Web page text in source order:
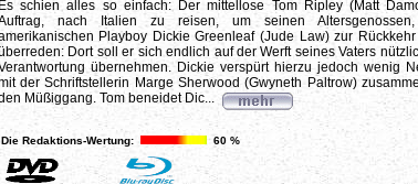
schien alles so einfach: Der mittellose Tom Ripley (Matt
nach Italien zu reisen, um seinen
Playboy Dickie Greenleaf (Jude Law) zur
Dort soll er sich endlich auf der Werft seines Vaters
übernehmen. Dickie verspürt hierzu jedoch wenig
der Schriftstellerin Marge Sherwood (Gwyneth Paltrow)
Müßiggang. Tom beneidet Dic...
Die Redaktions-Wertung: 60 %